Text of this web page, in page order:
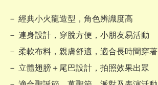
－ 經典小火龍造型，角色辨識度高
－ 連身設計，穿脫方便，小朋友易活動
－ 柔軟布料，親膚舒適，適合長時間穿著
－ 立體翅膀＋尾巴設計，拍照效果出眾